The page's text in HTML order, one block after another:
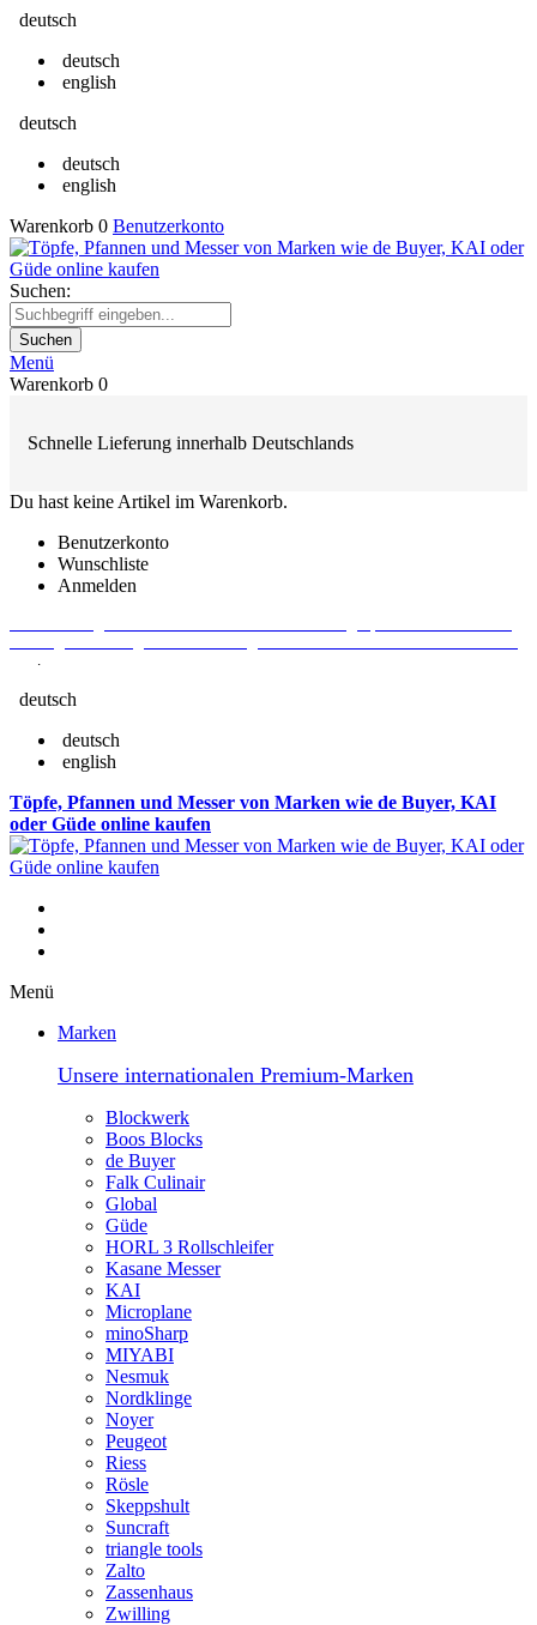
deutsch
deutsch
english
deutsch
deutsch
english
Warenkorb 0 Benutzerkonto
Suchen:
Suchen
Menü
Warenkorb 0
Schnelle Lieferung innerhalb Deutschlands
Du hast keine Artikel im Warenkorb.
Benutzerkonto
Wunschliste
Anmelden
.
deutsch
deutsch
english
Töpfe, Pfannen und Messer von Marken wie de Buyer, KAI
oder Güde online kaufen
Menü
Marken
Unsere internationalen Premium-Marken
Blockwerk
Boos Blocks
de Buyer
Falk Culinair
Global
Güde
HORL 3 Rollschleifer
Kasane Messer
KAI
Microplane
minoSharp
MIYABI
Nesmuk
Nordklinge
Noyer
Peugeot
Riess
Rösle
Skeppshult
Suncraft
triangle tools
Zalto
Zassenhaus
Zwilling